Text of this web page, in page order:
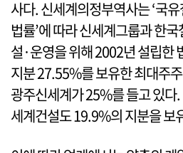
사다. 신세계의정부역사는 ‘국
법률’에 따라 신세계그룹과 한
설·운영을 위해 2002년 설립한
지분 27.55%를 보유한 최대주
광주신세계가 25%를 들고 있다
세계건설도 19.9%의 지분을 보